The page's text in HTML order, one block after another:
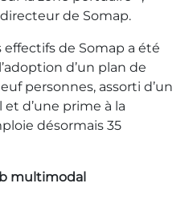
de Somap.
de Somap a été
d’un plan de
personnes, assorti d’un
d’une prime à la
désormais 35
multimodal